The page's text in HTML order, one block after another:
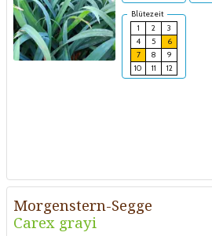
Blütezeit
1
2
3
4
5
6
7
8
9
10
11 12
Morgenstern-Segge
Carex grayi